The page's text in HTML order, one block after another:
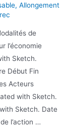
,Allongement
de
l’économie
Sketch.
Début Fin
Acteurs
with Sketch.
Sketch. Date
l’action …